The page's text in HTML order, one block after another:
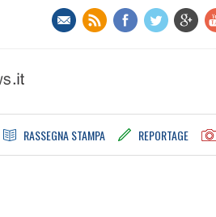
RASSEGNA STAMPA REPORTAGE